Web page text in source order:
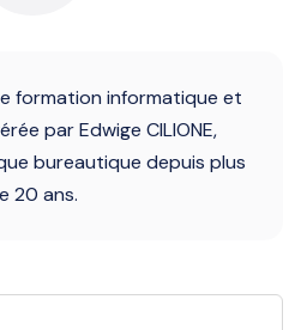
formation informatique et
par Edwige CILIONE,
bureautique depuis plus
20 ans.